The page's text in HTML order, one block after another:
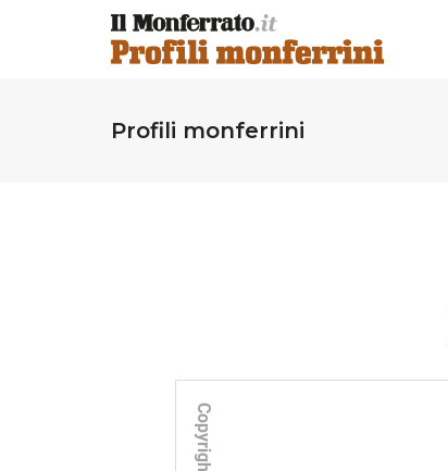
Profili monferrini